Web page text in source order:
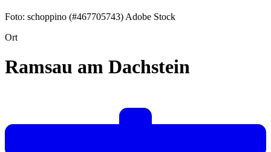
Foto: schoppino (#467705743) Adobe Stock
Ort
Ramsau am Dachstein